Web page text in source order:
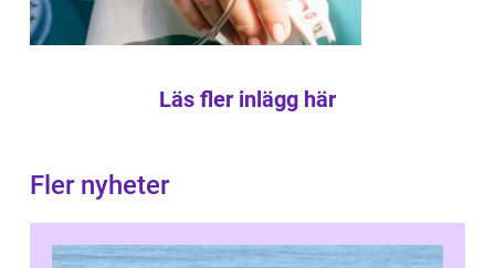
Läs fler inlägg här
Fler nyheter